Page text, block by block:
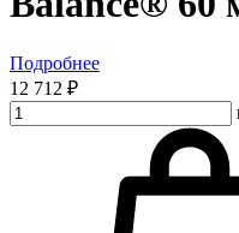
Подробнее
12 712 ₽